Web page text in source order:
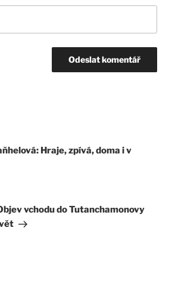
Hraje, zpívá, doma i v
vchodu do Tutanchamonovy